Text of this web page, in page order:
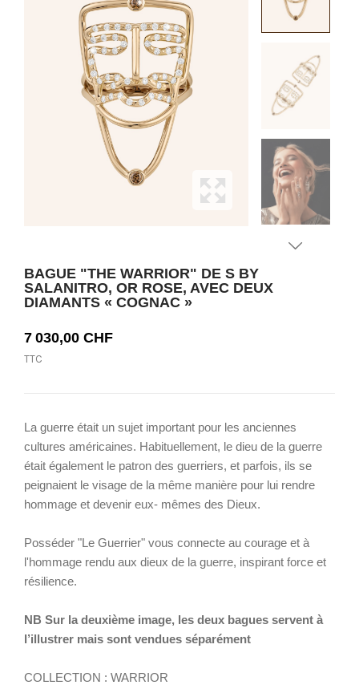
BAGUE "THE WARRIOR" DE S BY
SALANITRO, OR ROSE, AVEC DEUX
DIAMANTS « COGNAC »
7 030,00 CHF
TTC
La guerre était un sujet important pour les anciennes
cultures américaines. Habituellement, le dieu de la guerre
était également le patron des guerriers, et parfois, ils se
peignaient le visage de la même manière pour lui rendre
hommage et devenir eux- mêmes des Dieux.
Posséder "Le Guerrier" vous connecte au courage et à
l'hommage rendu aux dieux de la guerre, inspirant force et
résilience.
NB Sur la deuxième image, les deux bagues servent à
l’illustrer mais sont vendues séparément
COLLECTION : WARRIOR